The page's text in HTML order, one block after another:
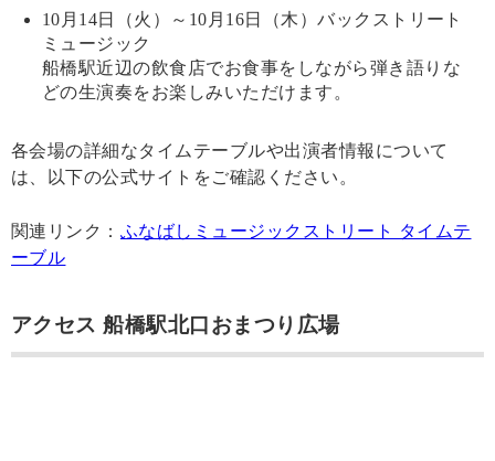
10月14日（火）～10月16日（木）バックストリート
ミュージック
船橋駅近辺の飲食店でお食事をしながら弾き語りな
どの生演奏をお楽しみいただけます。
各会場の詳細なタイムテーブルや出演者情報について
は、以下の公式サイトをご確認ください。
関連リンク： ふなばしミュージックストリート タイムテ
ーブル
アクセス 船橋駅北口おまつり広場